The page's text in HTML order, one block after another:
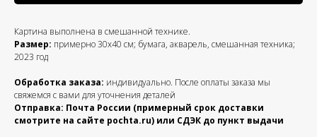
Картина выполнена в смешанной технике.
Размер: примерно 30х40 см; бумага, акварель, смешанная техника;
2023 год
Обработка заказа: индивидуально. После оплаты заказа мы
свяжемся с вами для уточнения деталей
Отправка: Почта России (примерный срок доставки
смотрите на сайте pochta.ru) или СДЭК до пункт выдачи